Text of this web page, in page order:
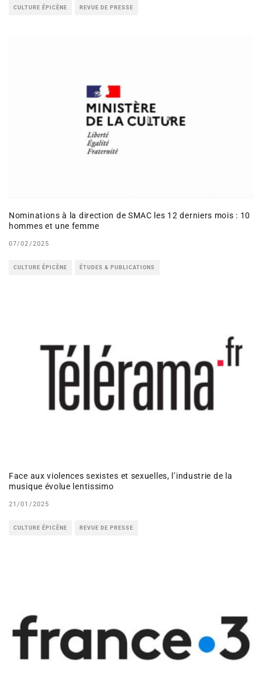
CULTURE ÉPICÈNE REVUE DE PRESSE
Nominations à la direction de SMAC les 12 derniers mois : 10
hommes et une femme
07/02/2025
CULTURE ÉPICÈNE ÉTUDES & PUBLICATIONS
Face aux violences sexistes et sexuelles, l’industrie de la
musique évolue lentissimo
21/01/2025
CULTURE ÉPICÈNE REVUE DE PRESSE